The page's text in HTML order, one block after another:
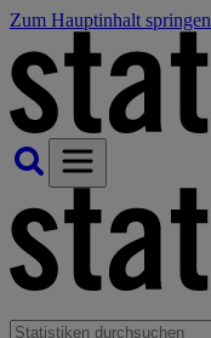
Zum Hauptinhalt springen